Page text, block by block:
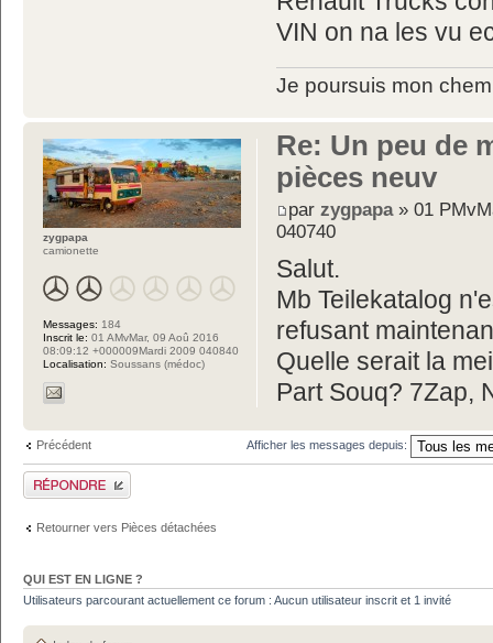
VIN on na les vu
Je poursuis mon
Re: Un peu de
pièces neuv
parzygpapa» 01
040740
Salut.
Mb Teilekatalog
refusant
Quelle serait la
Part Souq? 7Zap,
zygpapa
camionette
Messages: 184
Inscrit le: 01 AMvMar, 09 Aoû 2016
08:09:12 +000009Mardi 2009 040840
Localisation: Soussans (médoc)
Précédent Afficher les messages depuis:
Publier une réponse
Retourner vers Pièces détachées
QUI EST EN LIGNE ?
Utilisateurs parcourant actuellement ce forum : Aucun utilisateur inscrit et 1 invité